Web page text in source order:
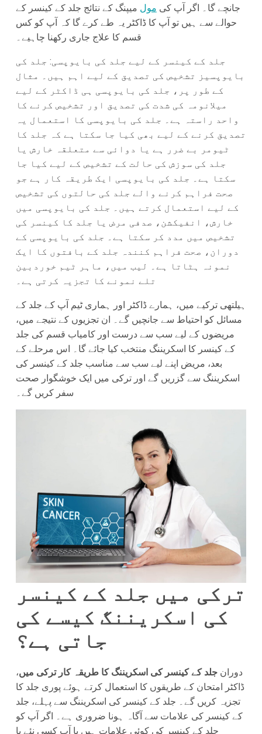
جانچے گا۔ اگر آپ کی مول میپنگ کے نتائج جلد کے کینسر کے
حوالے سے ہیں تو آپ کا ڈاکٹر یہ طے کرے گا کہ آپ کو کس
قسم کا علاج جاری رکھنا چاہیے۔
جلد کے کینسر کے لیے جلد کی بایوپسی: جلد کی
بایوپسیز تشخیص کی تصدیق کے لیے اہم ہیں۔ مثال
کے طور پر، جلد کی بایوپسی ہی ڈاکٹر کے لیے
میلانومہ کی شدت کی تصدیق اور تشخیص کرنے کا
واحد راستہ ہے۔ جلد کی بایوپسی کا استعمال یہ
تصدیق کرنے کے لیے بھی کیا جا سکتا ہے کہ جلد کا
ٹیومر بے ضرر ہے یا دوائی سے متعلقہ خارش یا
جلد کی سوزش کی حالت کے تشخیص کے لیے کیا جا
سکتا ہے۔ جلد کی بایوپسی ایک طریقہ کار ہے جو
صحت فراہم کرنے والے جلد کی حالتوں کی تشخیص
کے لیے استعمال کرتے ہیں۔ جلد کی بایوپسی میں
خارش، انفیکشن، صدفی مرض یا جلد کا کینسر کی
تشخیص میں مدد کر سکتا ہے۔ جلد کی بایوپسی کے
دوران، صحت فراہم کنندہ جلد کے بافتوں کا ایک
نمونہ ہٹاتا ہے۔ لیب میں، ماہر ٹیم خوردبین
تلے نمونے کا تجزیہ کرتی ہے۔
ہیلتھی ترکیے میں، ہمارے ڈاکٹر اور ہماری ٹیم آپ کے جلد کے
مسائل کو احتیاط سے جانچیں گے۔ ان تجزیوں کے نتیجے میں،
مریضوں کے لیے سب سے درست اور کامیاب قسم کی جلد
کے کینسر کا اسکریننگ منتخب کیا جائے گا۔ اس مرحلے کے
بعد، مریض اپنے لیے سب سے مناسب جلد کے کینسر کی
اسکریننگ سے گزریں گے اور ترکی میں ایک خوشگوار صحت
سفر کریں گے۔
ترکی میں جلد کے کینسر
کی اسکریننگ کیسے کی
جاتی ہے؟
دورانجلد کے کینسر کی اسکریننگ کا طریقہ کار ترکی میں،
ڈاکٹر امتحان کے طریقوں کا استعمال کرتے ہوئے پوری جلد کا
تجزیہ کریں گے۔ جلد کے کینسر کی اسکریننگ سے پہلے، جلد
کے کینسر کی علامات سے آگاہ ہونا ضروری ہے۔ اگر آپ کو
جلد کے کینسر کی کوئی علامات ہیں یا آپ کسی نئے یا